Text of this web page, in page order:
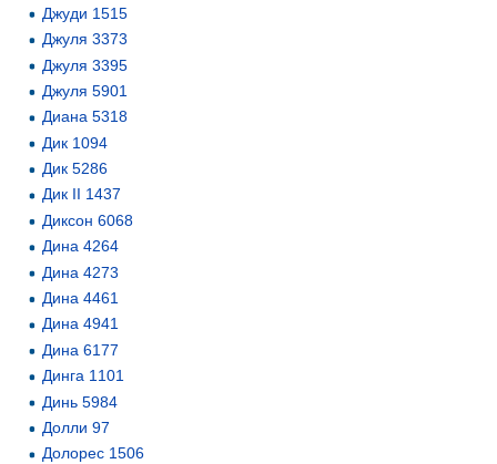
Джуди 1515
Джуля 3373
Джуля 3395
Джуля 5901
Диана 5318
Дик 1094
Дик 5286
Дик II 1437
Диксон 6068
Дина 4264
Дина 4273
Дина 4461
Дина 4941
Дина 6177
Динга 1101
Динь 5984
Долли 97
Долорес 1506